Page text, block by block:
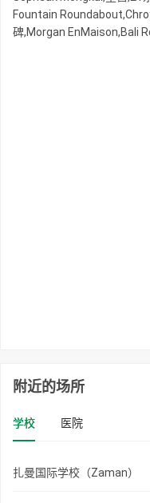
Fountain
碑,Morgan EnMaison,Bali
附近的场所
学校 医院
扎曼国际学校（Zaman）